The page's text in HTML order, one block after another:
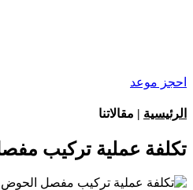
احجز موعد
الرئيسية | مقالاتنا
تكلفة عملية تركيب